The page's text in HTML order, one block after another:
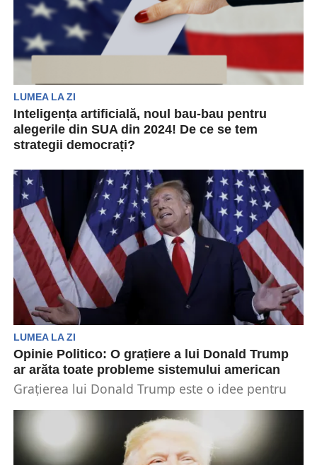
LUMEA LA ZI
Inteligența artificială, noul bau-bau pentru
alegerile din SUA din 2024! De ce se tem
strategii democrați?
pe Zoom pentru o întâlnire inedită. Subiectul:
Cum să...
LUMEA LA ZI
Opinie Politico: O grațiere a lui Donald Trump
ar arăta toate probleme sistemului american
Grațierea lui Donald Trump este o idee pentru